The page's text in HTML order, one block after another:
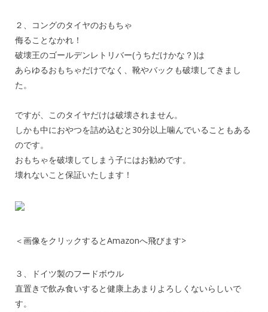
２、コングのタイヤのおもちゃ
侮ることなかれ！
破壊王のゴールデンレトリバー(うちだけかな？)は
あらゆるおもちゃだけでなく、靴やバックも破壊してきまし
た。
ですが、このタイヤだけは破壊されません。
しかも中におやつを詰め込むと30分以上噛んでいることもある
のです。
おもちゃを破壊してしまう子にはお勧めです。
壊れないこと保証いたします！
＜画像をクリックするとAmazonへ飛びます>
３、ドイツ製のフードボウル
直置きで飲み食いすると健康上あまりよろしくないらしいで
す。